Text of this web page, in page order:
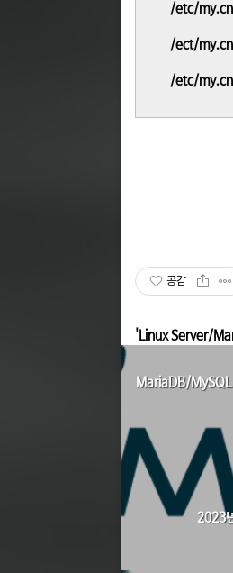
/etc/
/ect/
/etc/
공감
'Linux Server/
MariaDB/MySQL
2023